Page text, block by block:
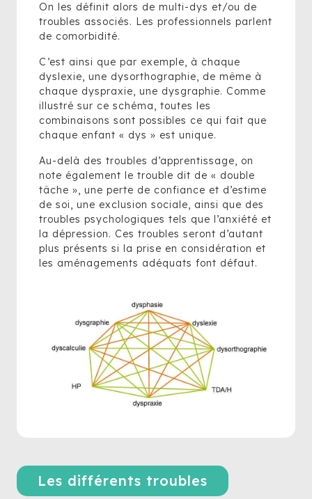
On les définit alors de multi-dys et/ou de
troubles associés. Les professionnels parlent
de comorbidité.
C’est ainsi que par exemple, à chaque
dyslexie, une dysorthographie, de même à
chaque dyspraxie, une dysgraphie. Comme
illustré sur ce schéma, toutes les
combinaisons sont possibles ce qui fait que
chaque enfant « dys » est unique.
Au-delà des troubles d’apprentissage, on
note également le trouble dit de « double
tâche », une perte de confiance et d’estime
de soi, une exclusion sociale, ainsi que des
troubles psychologiques tels que l’anxiété et
la dépression. Ces troubles seront d’autant
plus présents si la prise en considération et
les aménagements adéquats font défaut.
Les différents troubles